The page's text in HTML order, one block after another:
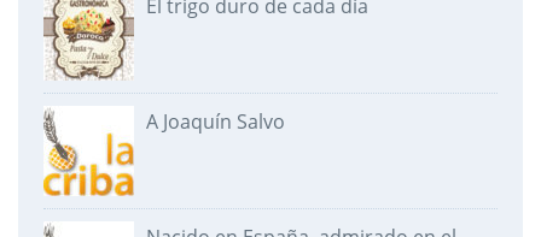
El trigo duro de cada día
A Joaquín Salvo